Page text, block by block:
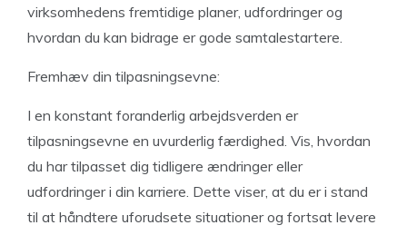
virksomhedens fremtidige planer, udfordringer og
hvordan du kan bidrage er gode samtalestartere.
Fremhæv din tilpasningsevne:
I en konstant foranderlig arbejdsverden er
tilpasningsevne en uvurderlig færdighed. Vis, hvordan
du har tilpasset dig tidligere ændringer eller
udfordringer i din karriere. Dette viser, at du er i stand
til at håndtere uforudsete situationer og fortsat levere